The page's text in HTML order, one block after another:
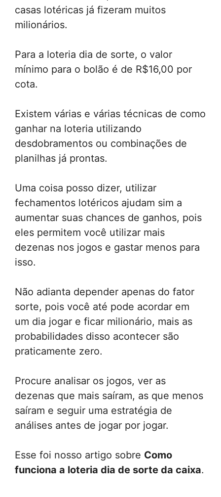
casas lotéricas já fizeram muitos
milionários.
Para a loteria dia de sorte, o valor
mínimo para o bolão é de R$16,00 por
cota.
Existem várias e várias técnicas de como
ganhar na loteria utilizando
desdobramentos ou combinações de
planilhas já prontas.
Uma coisa posso dizer, utilizar
fechamentos lotéricos ajudam sim a
aumentar suas chances de ganhos, pois
eles permitem você utilizar mais
dezenas nos jogos e gastar menos para
isso.
Não adianta depender apenas do fator
sorte, pois você até pode acordar em
um dia jogar e ficar milionário, mais as
probabilidades disso acontecer são
praticamente zero.
Procure analisar os jogos, ver as
dezenas que mais saíram, as que menos
saíram e seguir uma estratégia de
análises antes de jogar por jogar.
Esse foi nosso artigo sobre Como
funciona a loteria dia de sorte da caixa.